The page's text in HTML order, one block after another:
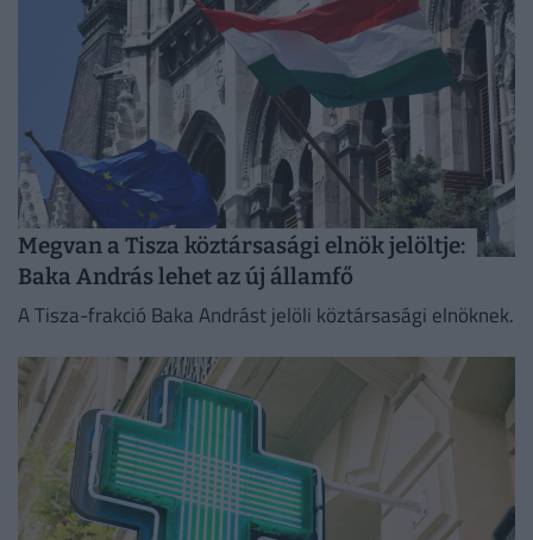
Megvan a Tisza köztársasági elnök jelöltje:
Baka András lehet az új államfő
A Tisza-frakció Baka Andrást jelöli köztársasági elnöknek.